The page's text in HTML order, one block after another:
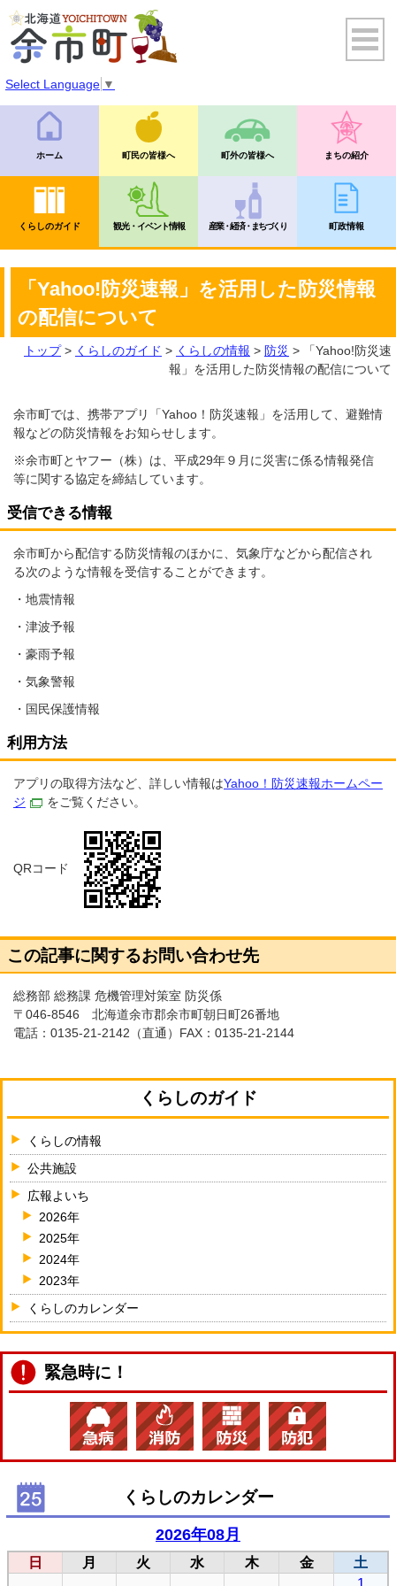
Select Language ▼
ホーム 町民の皆様へ 町外の皆様へ まちの紹介
くらしのガイド 観光・イベント情報 産業・経済・まちづくり 町政情報
「Yahoo!防災速報」を活用した防災情報
の配信について
トップ> くらしのガイド > くらしの情報 > 防災 > 「Yahoo!防災速
報」を活用した防災情報の配信について
余市町では、携帯アプリ「Yahoo！防災速報」を活用して、避難情
報などの防災情報をお知らせします。
※余市町とヤフー（株）は、平成29年９月に災害に係る情報発信
等に関する協定を締結しています。
受信できる情報
余市町から配信する防災情報のほかに、気象庁などから配信され
る次のような情報を受信することができます。
・地震情報
・津波予報
・豪雨予報
・気象警報
・国民保護情報
利用方法
アプリの取得方法など、詳しい情報はYahoo！防災速報ホームペー
ジ
をご覧ください。
QRコード
この記事に関するお問い合わせ先
総務部 総務課 危機管理対策室 防災係
〒046-8546 北海道余市郡余市町朝日町26番地
電話： 0135-21-2142 （直通）FAX：0135-21-2144
くらしのガイド
くらしの情報
公共施設
広報よいち
2026年
2025年
2024年
2023年
くらしのカレンダー
緊急時に！
くらしのカレンダー